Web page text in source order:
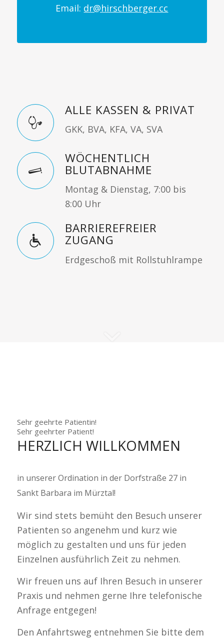
Email: dr@hirschberger.cc
ALLE KASSEN & PRIVAT
GKK, BVA, KFA, VA, SVA
WÖCHENTLICH
BLUTABNAHME
Montag & Dienstag, 7:00 bis
8:00 Uhr
BARRIEREFREIER
ZUGANG
Erdgeschoß mit Rollstuhlrampe
Sehr geehrte Patientin!
Sehr geehrter Patient!
HERZLICH WILLKOMMEN
in unserer Ordination in der Dorfstraße 27 in
Sankt Barbara im Mürztal!
Wir sind stets bemüht den Besuch unserer
Patienten so angenehm und kurz wie
möglich zu gestalten und uns für jeden
Einzelnen ausführlich Zeit zu nehmen.
Wir freuen uns auf Ihren Besuch in unserer
Praxis und nehmen gerne Ihre telefonische
Anfrage entgegen!
Den Anfahrtsweg entnehmen Sie bitte dem